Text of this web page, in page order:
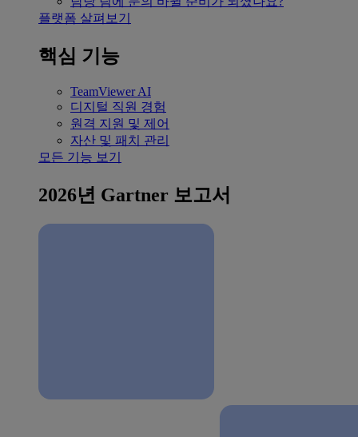
플랫폼 살펴보기
핵심 기능
TeamViewer AI
디지털 직원 경험
원격 지원 및 제어
자산 및 패치 관리
모든 기능 보기
2026년 Gartner 보고서